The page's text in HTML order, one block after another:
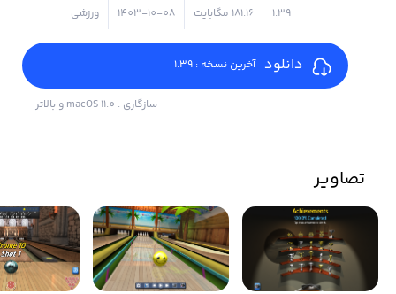
1.39 ۱۸۱.۱۶ مگابایت 1403-10-08 ورزشی
دانلود آخرین نسخه : 1.39
سازگاری : macOS 11.0 و بالاتر
تصاویر